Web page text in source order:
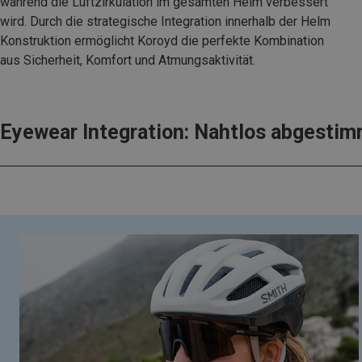
wird. Durch die strategische Integration innerhalb der Helm
Konstruktion ermöglicht Koroyd die perfekte Kombination
aus Sicherheit, Komfort und Atmungsaktivität.
Eyewear Integration: Nahtlos